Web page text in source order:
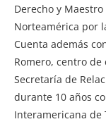
Derecho y
Norteamérica por
Cuenta además
Romero, centro
Secretaría de
durante 10 años
Interamericana